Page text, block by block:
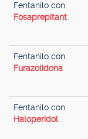
Fentanilo con
Fosaprepitant
Fentanilo con
Furazolidona
Fentanilo con
Haloperidol